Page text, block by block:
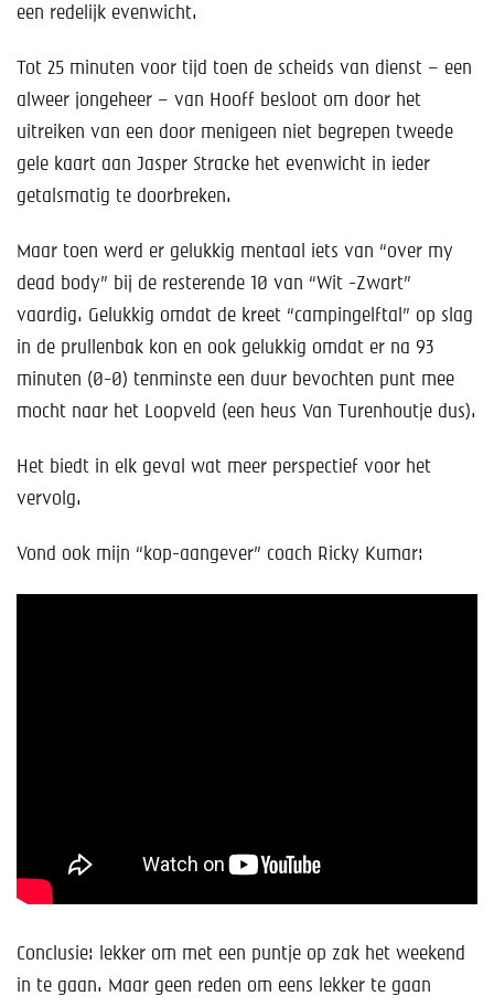
een redelijk evenwicht.
Tot 25 minuten voor tijd toen de scheids van dienst – een
alweer jongeheer – van Hooff besloot om door het
uitreiken van een door menigeen niet begrepen tweede
gele kaart aan Jasper Stracke het evenwicht in ieder
getalsmatig te doorbreken.
Maar toen werd er gelukkig mentaal iets van “over my
dead body” bij de resterende 10 van “Wit -Zwart”
vaardig. Gelukkig omdat de kreet “campingelftal” op slag
in de prullenbak kon en ook gelukkig omdat er na 93
minuten (0-0) tenminste een duur bevochten punt mee
mocht naar het Loopveld (een heus Van Turenhoutje dus).
Het biedt in elk geval wat meer perspectief voor het
vervolg.
Vond ook mijn “kop-aangever” coach Ricky Kumar:
Conclusie: lekker om met een puntje op zak het weekend
in te gaan. Maar geen reden om eens lekker te gaan